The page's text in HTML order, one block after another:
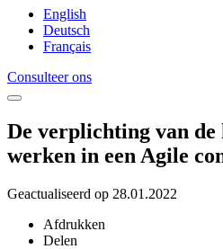
English
Deutsch
Français
Consulteer ons
De verplichting van de
werken in een Agile
Geactualiseerd op 28.01.2022
Afdrukken
Delen